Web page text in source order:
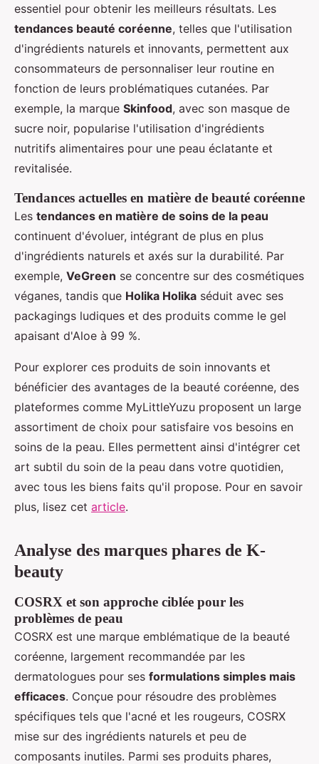
essentiel pour obtenir les meilleurs résultats. Les
tendances beauté coréenne, telles que l'utilisation
d'ingrédients naturels et innovants, permettent aux
consommateurs de personnaliser leur routine en
fonction de leurs problématiques cutanées. Par
exemple, la marque Skinfood, avec son masque de
sucre noir, popularise l'utilisation d'ingrédients
nutritifs alimentaires pour une peau éclatante et
revitalisée.
Tendances actuelles en matière de beauté coréenne
Les tendances en matière de soins de la peau
continuent d'évoluer, intégrant de plus en plus
d'ingrédients naturels et axés sur la durabilité. Par
exemple, VeGreen se concentre sur des cosmétiques
véganes, tandis que Holika Holika séduit avec ses
packagings ludiques et des produits comme le gel
apaisant d'Aloe à 99 %.
Pour explorer ces produits de soin innovants et
bénéficier des avantages de la beauté coréenne, des
plateformes comme MyLittleYuzu proposent un large
assortiment de choix pour satisfaire vos besoins en
soins de la peau. Elles permettent ainsi d'intégrer cet
art subtil du soin de la peau dans votre quotidien,
avec tous les biens faits qu'il propose. Pour en savoir
plus, lisez cet article.
Analyse des marques phares de K-
beauty
COSRX et son approche ciblée pour les
problèmes de peau
COSRX est une marque emblématique de la beauté
coréenne, largement recommandée par les
dermatologues pour ses formulations simples mais
efficaces. Conçue pour résoudre des problèmes
spécifiques tels que l'acné et les rougeurs, COSRX
mise sur des ingrédients naturels et peu de
composants inutiles. Parmi ses produits phares,